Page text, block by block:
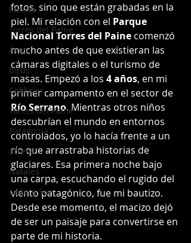
Pumas
Torres del Paine
Aves
Birds
Colibries
Torres del Paine
Patagonia
arreos
Natales
Ladera Sur
fotos, sino que están grabadas en la
piel. Mi relación con el Parque
Nacional Torres del Paine comenzó
mucho antes de que existieran las
cámaras digitales o el turismo de
masas. Empezó a los 4 años, en mi
primer campamento en el sector de
Río Serrano. Mientras otros niños
descubrían el mundo en entornos
controlados, yo lo hacía frente a un
río que arrastraba historias de
glaciares. Esa primera noche bajo
una carpa, escuchando el rugido del
viento patagónico, fue mi bautizo.
Desde ese momento, el macizo dejó
de ser un paisaje para convertirse en
parte de mi historia.